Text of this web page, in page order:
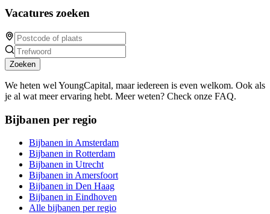
Vacatures zoeken
Zoeken
We heten wel YoungCapital, maar iedereen is even welkom. Ook als
je al wat meer ervaring hebt. Meer weten? Check onze FAQ.
Bijbanen per regio
Bijbanen in Amsterdam
Bijbanen in Rotterdam
Bijbanen in Utrecht
Bijbanen in Amersfoort
Bijbanen in Den Haag
Bijbanen in Eindhoven
Alle bijbanen per regio